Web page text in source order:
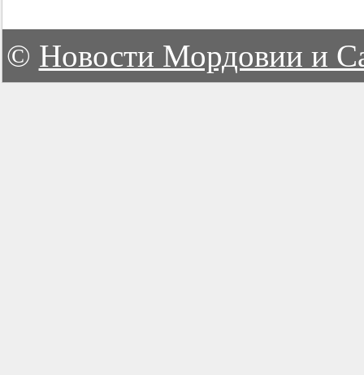
© Новости Мордовии и